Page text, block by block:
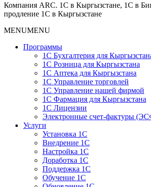
Компания ARC. 1С в Кыргызстане, 1С в
продление 1С в Кыргызстане
MENUMENU
Программы
1С Бухгалтерия для
1С Розница для Кыргызстана
1С Аптека для Кыргызстана
1С Управление торговлей
1С Управление нашей фирмой
1С Фармация для Кыргызстана
1С Лицензии
Электронные счет-фактуры
Услуги
Установка 1С
Внедрение 1С
Настройка 1С
Доработка 1С
Поддержка 1С
Обучение 1С